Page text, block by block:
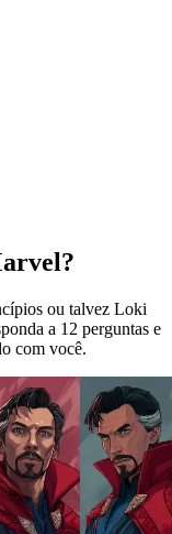
ou talvez Loki
a 12 perguntas e
com você.